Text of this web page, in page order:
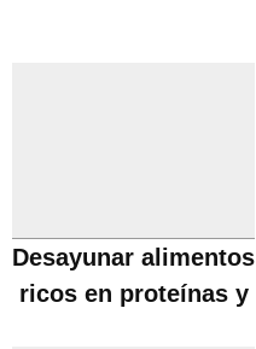
Desayunar alimentos
ricos en proteínas y